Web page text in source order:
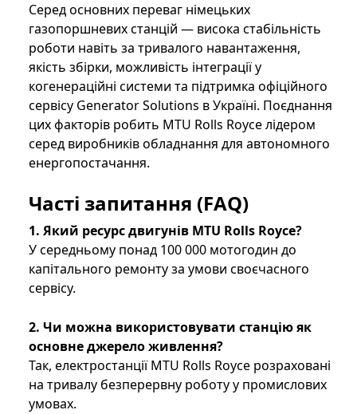
Серед основних переваг німецьких
газопоршневих станцій — висока стабільність
роботи навіть за тривалого навантаження,
якість збірки, можливість інтеграції у
когенераційні системи та підтримка офіційного
сервісу Generator Solutions в Україні. Поєднання
цих факторів робить MTU Rolls Royce лідером
серед виробників обладнання для автономного
енергопостачання.
Часті запитання (FAQ)
1. Який ресурс двигунів MTU Rolls Royce?
У середньому понад 100 000 мотогодин до
капітального ремонту за умови своєчасного
сервісу.
2. Чи можна використовувати станцію як
основне джерело живлення?
Так, електростанції MTU Rolls Royce розраховані
на тривалу безперервну роботу у промислових
умовах.